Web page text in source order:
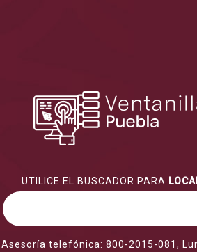
Asesoría telefónica: 800-2015-081,
UTILICE EL BUSCADOR PARA